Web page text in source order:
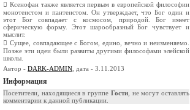
 Ксенофан также является первым в европейской философии
монотеистом и пантеистом. Он утверждает, что Бог один и
этот Бог совпадает с космосом, природой. Бог имеет
сферическую форму. Этот шарообразный Бог чувствует и
мыслит.
 Сущее, совпадающее с Богом, едино, вечно и неизменяемо.
Позже эти идеи были развиты другими философами элейской
школы.
Автор - DARK-ADMIN , дата - 3.11.2013
Информация
Посетители, находящиеся в группе Гости, не могут оставлять
комментарии к данной публикации.